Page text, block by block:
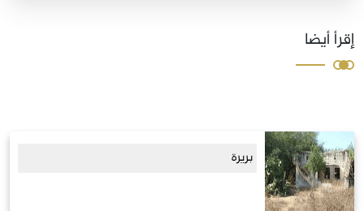
إقرأ أيضا
بريرة